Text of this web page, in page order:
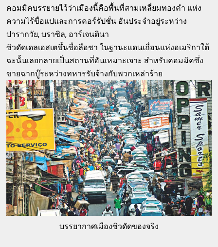
คอมมิคบรรยายไว้ว่าเมืองนี้คือพื้นที่สามเหลี่ยมทองคำ แห่ง
ความไร้ขื่อแปและการคอร์รัปชั่น อันประจำอยู่ระหว่าง
ปารากวัย, บราซิล, อาร์เจนตินา
ซิวดัดเดลเอสเตขึ้นชื่อลือชา ในฐานะแดนเถื่อนแห่งอเมริกาใต้
ฉะนั้นเลยกลายเป็นสถานที่อันเหมาะเจาะ สำหรับคอมมิคซึ่ง
ขายฉากบู๊ระหว่างทหารรับจ้างกับพวกเหล่าร้าย
บรรยากาศเมืองซิวดัดของจริง